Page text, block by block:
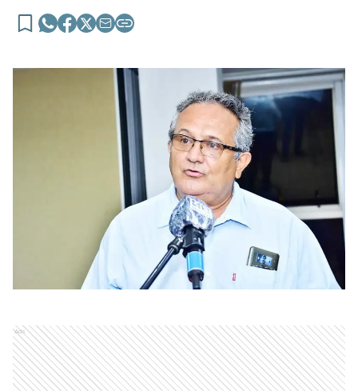
Ads